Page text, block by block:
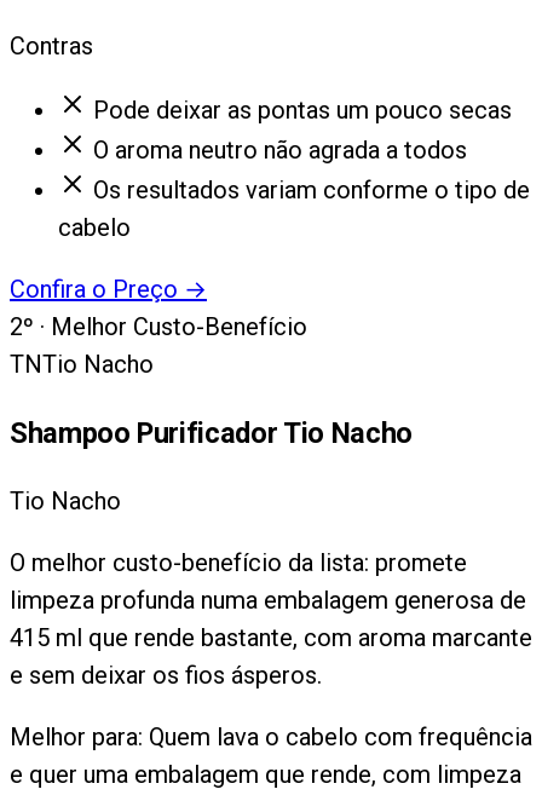
Contras
Pode deixar as pontas um pouco secas
O aroma neutro não agrada a todos
Os resultados variam conforme o tipo de
cabelo
Confira o Preço →
2º · Melhor Custo-Benefício
TNTio Nacho
Shampoo Purificador Tio Nacho
Tio Nacho
O melhor custo-benefício da lista: promete
limpeza profunda numa embalagem generosa de
415 ml que rende bastante, com aroma marcante
e sem deixar os fios ásperos.
Melhor para: Quem lava o cabelo com frequência
e quer uma embalagem que rende, com limpeza